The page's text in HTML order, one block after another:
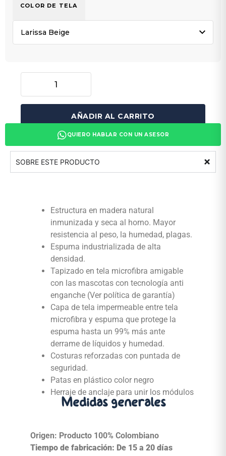
COLOR DE TELA
AÑADIR AL CARRITO
QUIERO HABLAR CON UN ASESOR
SOBRE ESTE PRODUCTO
Estructura en madera natural
inmunizada y seca al horno. Mayor
resistencia al peso, la humedad, plagas.
Espuma industrializada de alta
densidad.
Tapizado en tela microfibra amigable
con las mascotas con tecnología anti
enganche (Ver política de garantía)
Capa de tela impermeable entre tela
microfibra y espuma que protege la
espuma hasta un 99% más ante
derrame de líquidos y humedad.
Costuras reforzadas con puntada de
seguridad.
Patas en plástico color negro
Herraje de anclaje para unir los módulos
Medidas generales
Origen: Producto 100% Colombiano
Tiempo de fabricación: De 15 a 20 días